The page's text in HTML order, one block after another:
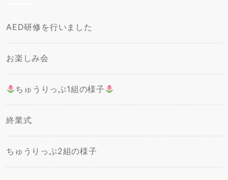
AED研修を行いました
お楽しみ会
ちゅうりっぷ1組の様子
終業式
ちゅうりっぷ2組の様子